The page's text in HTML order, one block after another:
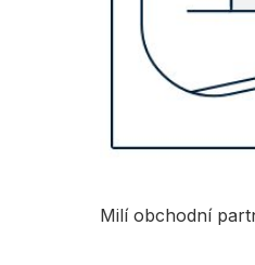
Milí obchodní